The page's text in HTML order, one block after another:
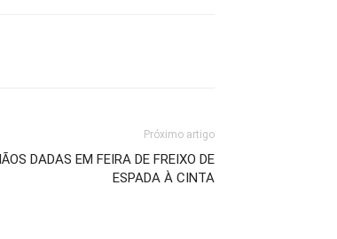
Próximo artigo
DADAS EM FEIRA DE FREIXO DE
ESPADA À CINTA